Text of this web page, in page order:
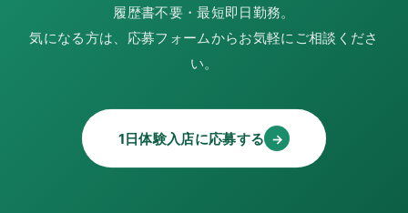
履歴書不要・最短即日勤務。
気になる方は、応募フォームからお気軽にご相談くださ
い。
1日体験入店に応募する →